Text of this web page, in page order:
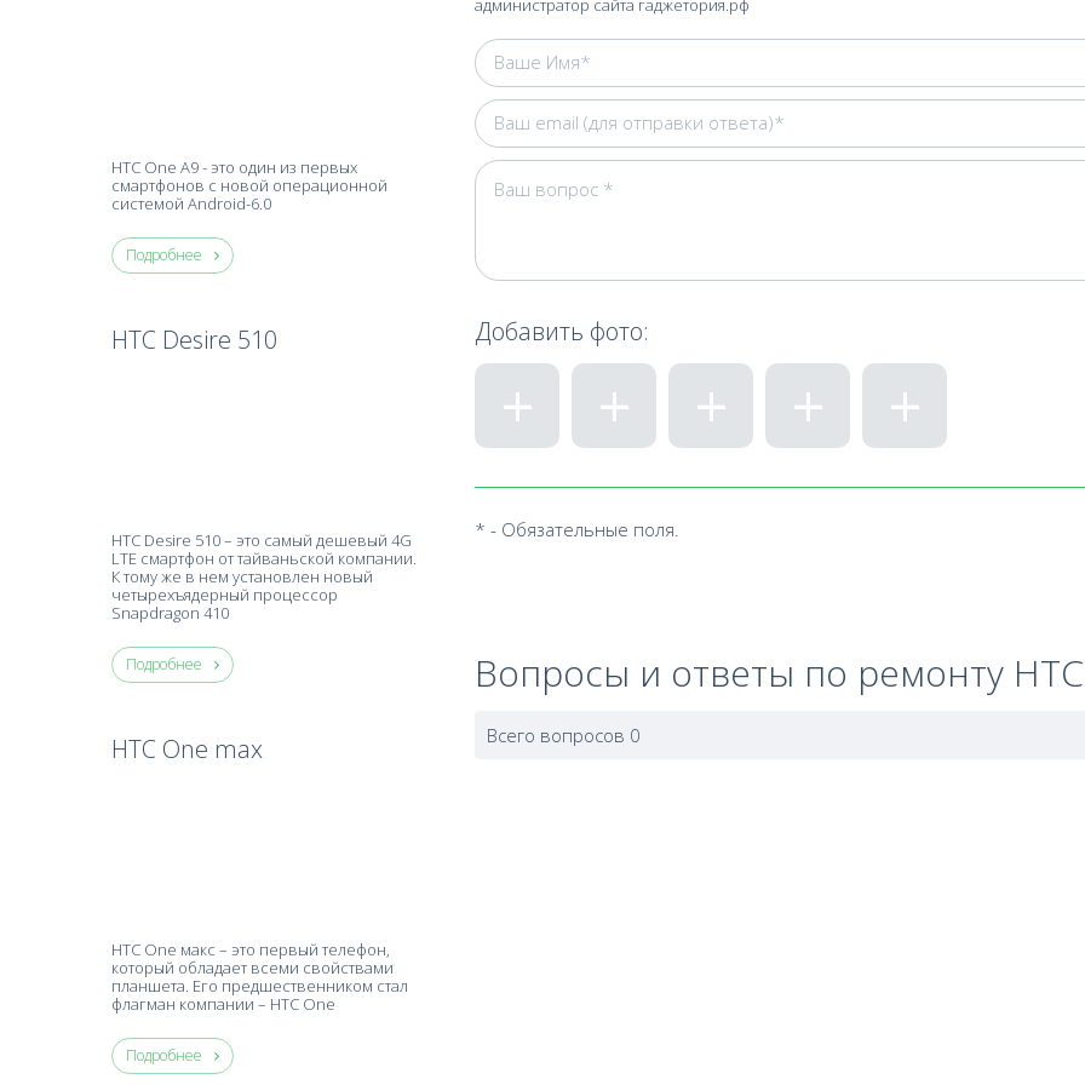
администратор сайта гаджетория.рф
Добавить фото:
* - Обязательные поля.
Вопросы и ответы по ремонту
Всего вопросов 0
HTC One A9 - это один из первых
смартфонов с новой операционной
системой Android-6.0
Подробнее
HTC Desire 510
HTC Desire 510 – это самый дешевый 4G
LTE смартфон от тайваньской компании.
К тому же в нем установлен новый
четырехъядерный процессор
Snapdragon 410
Подробнее
HTC One max
HTC One макс – это первый телефон,
который обладает всеми свойствами
планшета. Его предшественником стал
флагман компании – HTC One
Подробнее